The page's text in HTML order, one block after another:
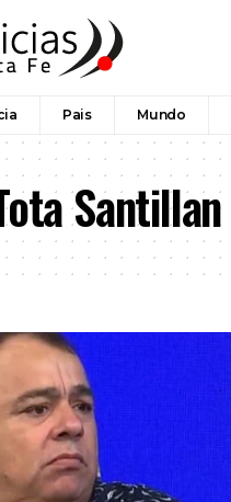
Pais Mundo
Santillan